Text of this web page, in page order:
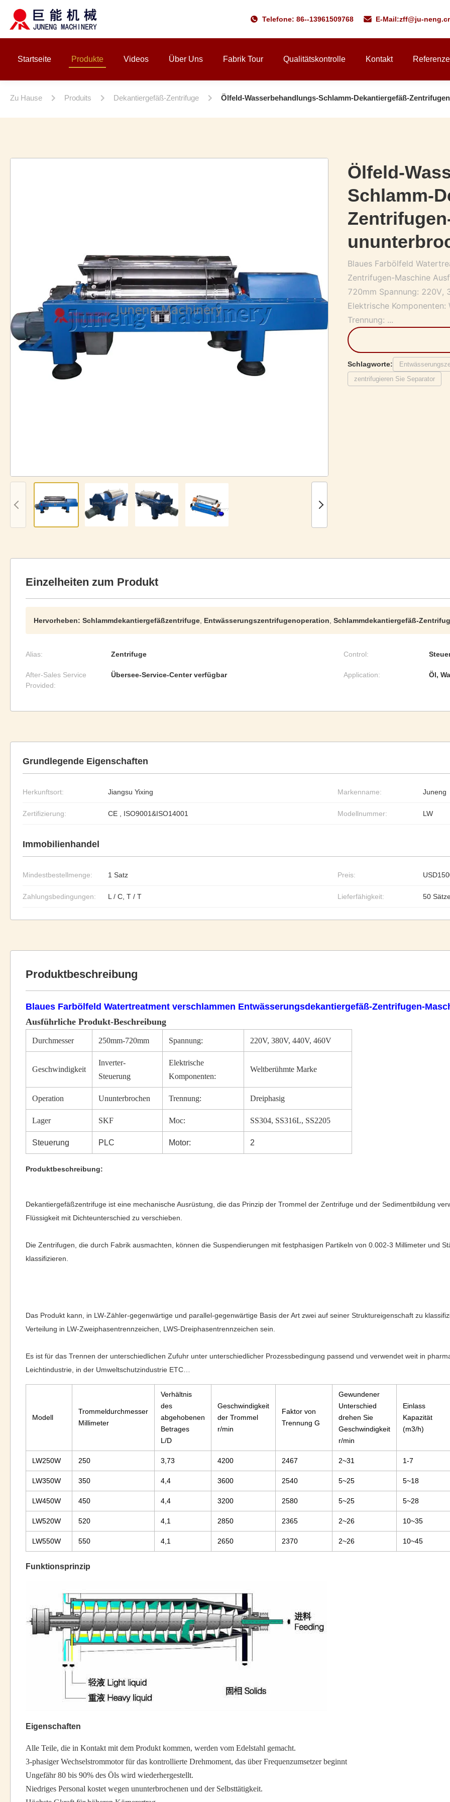
Telefone: 86--13961509768 E-Mail:zff@ju-
Startseite Produkte Videos Über Uns Fabrik Tour Qualitätskontrolle Kontakt
Zu Hause Produits Dekantiergefäß-Zentrifuge Ölfeld-Wasserbehandlungs-Schlamm-Dekantiergefäß-
Ölfeld-
Schlamm-
Blaues Farbölfeld
Zentrifugen-Maschine
720mm Spannung: 220V,
Elektrische
Trennung: ...
Schlagworte:
zentrifugieren Sie Separator
Einzelheiten zum Produkt
Hervorheben: Schlammdekantiergefäßzentrifuge Entwässerungszentrifugenoperation Schlammdekantiergefäß-
Alias: Zentrifuge Control:
After-Sales Service
Provided:
Übersee-Service-Center verfügbar Application: Öl,
Grundlegende Eigenschaften
Herkunftsort: Jiangsu Yixing Markenname: Juneng
Zertifizierung: CE , ISO9001&ISO14001 Modellnummer: LW
Immobilienhandel
Mindestbestellmenge: 1 Satz Preis:
Zahlungsbedingungen: L / C, T / T Lieferfähigkeit: 50
Produktbeschreibung
Blaues Farbölfeld Watertreatment verschlammen Entwässerungsdekantiergefäß-Zentrifugen-
Ausführliche Produkt-Beschreibung
Durchmesser 250mm-720mm Spannung: 220V, 380V, 440V, 460V
Geschwindigkeit
Inverter-
Steuerung
Elektrische
Komponenten:
Weltberühmte Marke
Operation Ununterbrochen Trennung: Dreiphasig
Lager SKF Moc: SS304, SS316L, SS2205
Steuerung PLC Motor: 2
Produktbeschreibung:
Dekantiergefäßzentrifuge ist eine mechanische Ausrüstung, die das Prinzip der Trommel der Zentrifuge und der Sedimentbildung
Flüssigkeit mit Dichteunterschied zu verschieben.
Die Zentrifugen, die durch Fabrik ausmachten, können die Suspendierungen mit festphasigen Partikeln von 0.002-3 Millimeter und
klassifizieren.
Das Produkt kann, in LW-Zähler-gegenwärtige und parallel-gegenwärtige Basis der Art zwei auf seiner Struktureigenschaft zu
Verteilung in LW-Zweiphasentrennzeichen, LWS-Dreiphasentrennzeichen sein.
Es ist für das Trennen der unterschiedlichen Zufuhr unter unterschiedlicher Prozessbedingung passend und verwendet weit in
Leichtindustrie, in der Umweltschutzindustrie ETC…
Modell
Trommeldurchmesser
Millimeter
Verhältnis
des
abgehobenen
Betrages
L/D
Geschwindigkeit
der Trommel
r/min
Faktor von
Trennung G
Gewundener
Unterschied
drehen Sie
Geschwindigkeit
r/min
Einlass
Kapazität
(m3/h)
LW250W 250 3,73 4200 2467 2~31 1-7
LW350W 350 4,4 3600 2540 5~25 5~18
LW450W 450 4,4 3200 2580 5~25 5~28
LW520W 520 4,1 2850 2365 2~26 10~35
LW550W 550 4,1 2650 2370 2~26 10~45
Funktionsprinzip
Eigenschaften
Alle Teile, die in Kontakt mit dem Produkt kommen, werden vom Edelstahl gemacht.
3-phasiger Wechselstrommotor für das kontrollierte Drehmoment, das über Frequenzumsetzer beginnt
Ungefähr 80 bis 90% des Öls wird wiederhergestellt.
Niedriges Personal kostet wegen ununterbrochenen und der Selbsttätigkeit.